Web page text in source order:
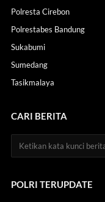
Polresta Cirebon
Polrestabes Bandung
Sukabumi
Sumedang
Tasikmalaya
CARI BERITA
POLRI TERUPDATE